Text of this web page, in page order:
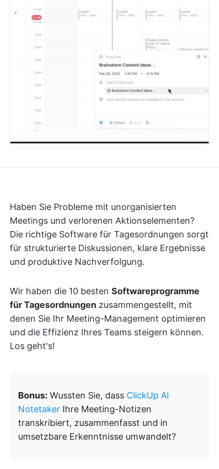
Haben Sie Probleme mit unorganisierten
Meetings und verlorenen Aktionselementen?
Die richtige Software für Tagesordnungen sorgt
für strukturierte Diskussionen, klare Ergebnisse
und produktive Nachverfolgung.
Wir haben die 10 besten Softwareprogramme
für Tagesordnungen zusammengestellt, mit
denen Sie Ihr Meeting-Management optimieren
und die Effizienz Ihres Teams steigern können.
Los geht's!
Bonus: Wussten Sie, dass ClickUp AI
Notetaker Ihre Meeting-Notizen
transkribiert, zusammenfasst und in
umsetzbare Erkenntnisse umwandelt?